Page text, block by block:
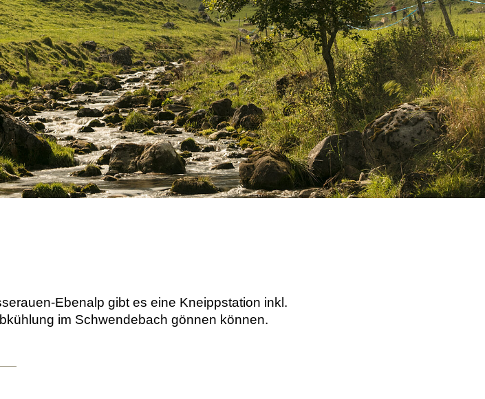
Ebenalp gibt es eine Kneippstation inkl.
im Schwendebach gönnen können.